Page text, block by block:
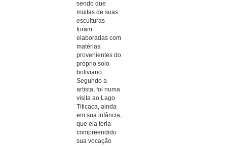
sendo que
muitas de suas
esculturas
foram
elaboradas com
matérias
provenientes do
próprio solo
boliviano.
Segundo a
artista, foi numa
visita ao Lago
Titicaca, ainda
em sua infância,
que ela teria
compreendido
sua vocação